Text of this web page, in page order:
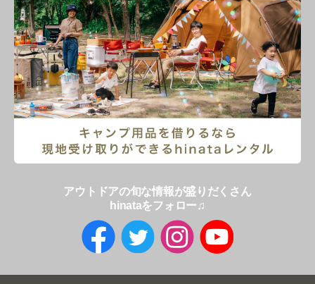
アウトドアの旬な情報が盛りだくさん
hinataをフォロー♫